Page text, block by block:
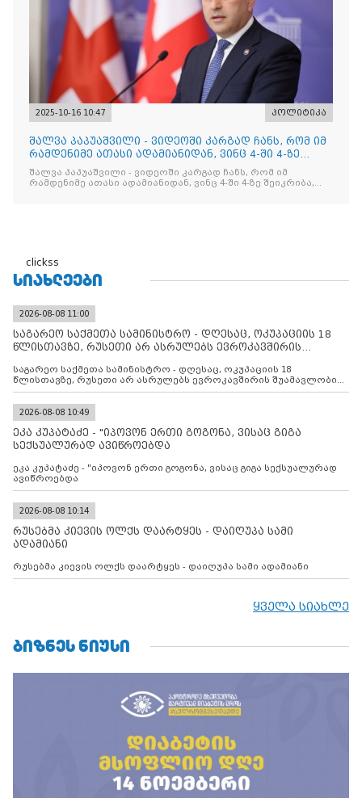
2025-10-16 10:47 პოლიტიკა
შალვა პაპუაშვილი - ვიდეოში კარგად ჩანს, რომ იმ
რამდენიმე ათასი ადამიანიდან, ვინც 4-ში 4-ზე
შეიკრიბა,
შალვა პაპუაშვილი - ვიდეოში კარგად ჩანს, რომ იმ
რამდენიმე ათასი ადამიანიდან, ვინც 4-ში 4-ზე შეიკრიბა,
clickss
ᲡᲘᲐᲮᲚᲔᲔᲑᲘ
2026-08-08 11:00
საგარეო საქმეთა სამინისტრო - დღესაც, ოკუპაციის 18
წლისთავზე, რუსეთი არ ასრულებს ევროკავშირის
საგარეო საქმეთა სამინისტრო - დღესაც, ოკუპაციის 18
წლისთავზე, რუსეთი არ ასრულებს ევროკავშირის შუამავლობით
დადებულ 2008 წლის 12 აგვისტოს ცეცხლის შეწყვეტის
კონტროლს ოკუპირებულ რეგიონებში, აგრძელებს მათი
მილიტარიზაციის პროცესს და აქტიურად დგამს ნაბიჯებს მათი
ფაქტობრივი ანექსიისკენ
2026-08-08 10:49
ეკა კუპატაძე - "იპოვონ ერთი გოგონა, ვისაც გიგა
სექსუალურად ავიწროებდა
ეკა კუპატაძე - "იპოვონ ერთი გოგონა, ვისაც გიგა სექსუალურად
ავიწროებდა
2026-08-08 10:14
რუსებმა კიევის ოლქს დაარტყეს - დაიღუპა სამი
ადამიანი
რუსებმა კიევის ოლქს დაარტყეს - დაიღუპა სამი ადამიანი
ყველა სიახლე
ᲑᲘᲖᲜᲔᲡ ᲜᲘᲣᲡᲘ